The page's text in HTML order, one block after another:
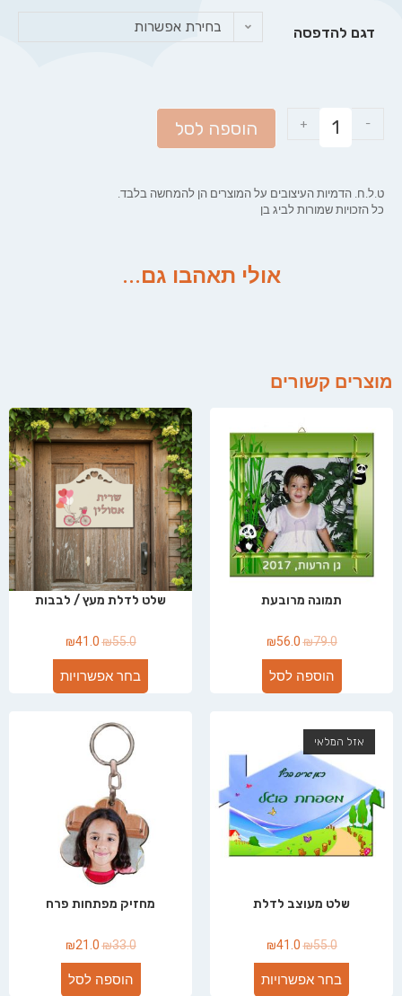
דגם להדפסה בחירת אפשרות
-
+ הוספה לסל
ט.ל.ח. הדמיות העיצובים על המוצרים הן להמחשה בלבד.
כל הזכויות שמורות לביג בן
אולי תאהבו גם...
מוצרים קשורים
תמונה מרובעת
₪79.0
₪56.0
הוספה לסל
שלט לדלת מעץ / לבבות
₪55.0
₪41.0
בחר אפשרויות
אזל המלאי
שלט מעוצב לדלת
₪55.0
₪41.0
בחר אפשרויות
מחזיק מפתחות פרח
₪33.0
₪21.0
הוספה לסל